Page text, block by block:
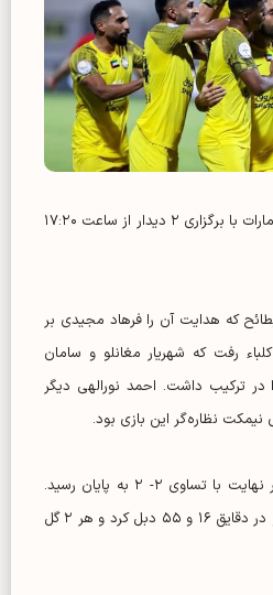
هفته بیست و یکم لیگ برتر امارات با برگزاری ۲ دیدار از ساعت ۱۷:۲۰
که هدایت آن را فرهاد مجیدی بر
رفت که شهریار مغانلو و سامان
ترکیب داشت. احمد نورالهی دیگر
نیمکت نظاره‌گر این بازی بود.
مصاف البطائح و اتحاد کلبا در نهایت با تساوی ۲- ۲ به پایان رسید.
قدوس ستاره اتحاد کلباء بود و در دقایق ۱۶ و ۵۵ دبل کرد و هر ۲ گل